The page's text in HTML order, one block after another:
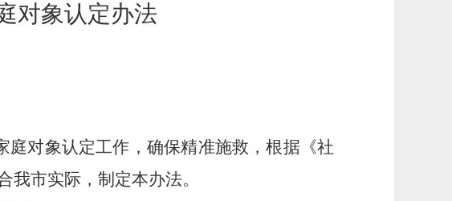
对象认定办法
对象认定工作，确保精准施救，根据《社
市实际，制定本办法。